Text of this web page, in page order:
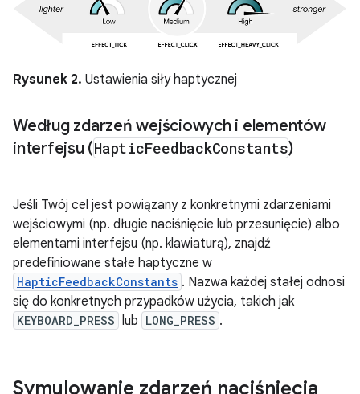
Rysunek 2. Ustawienia siły haptycznej
Według zdarzeń wejściowych i elementów
interfejsu (HapticFeedbackConstants)
Jeśli Twój cel jest powiązany z konkretnymi zdarzeniami
wejściowymi (np. długie naciśnięcie lub przesunięcie) albo
elementami interfejsu (np. klawiaturą), znajdź
predefiniowane stałe haptyczne w
HapticFeedbackConstants . Nazwa każdej stałej odnosi
się do konkretnych przypadków użycia, takich jak
KEYBOARD_PRESS lub LONG_PRESS .
Symulowanie zdarzeń naciśnięcia